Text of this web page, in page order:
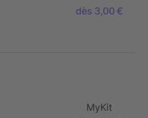
dès 3,00 €
MyKit